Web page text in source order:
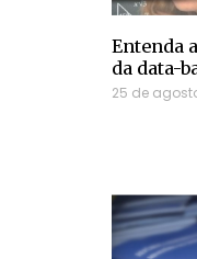
Entenda
da data-
25 de